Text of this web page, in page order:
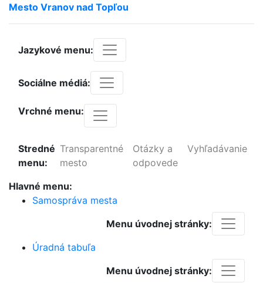
Mesto Vranov nad Topľou
Jazykové menu:
Sociálne médiá:
Vrchné menu:
Stredné
menu:
Transparentné
mesto
Otázky a
odpovede
Vyhľadávanie
Hlavné menu:
Samospráva mesta
Menu úvodnej stránky:
Úradná tabuľa
Menu úvodnej stránky: